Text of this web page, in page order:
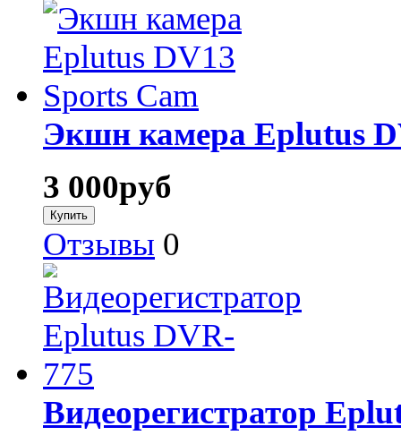
Экшн камера Eplutus
3 000руб
Отзывы 0
Видеорегистратор